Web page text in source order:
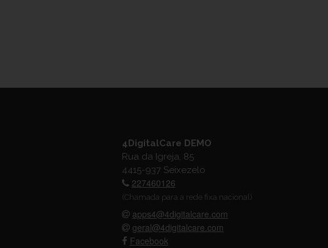
4DigitalCare DEMO
Rua da Igreja, 85
4415-937 Seixezelo
227460126
(Chamada para a rede fixa nacional)
apps4@4digitalcare.com
geral@4digitalcare.com
Facebook